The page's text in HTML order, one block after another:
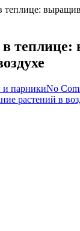
теплице:
в
парникиNo
растений в